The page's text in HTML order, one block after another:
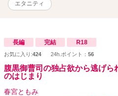
エタニティ
長編 完結 R18
お気に入り:424 24h.ポイント： 56
腹黒御曹司の独占欲から逃げ
のはじまり
春宮ともみ